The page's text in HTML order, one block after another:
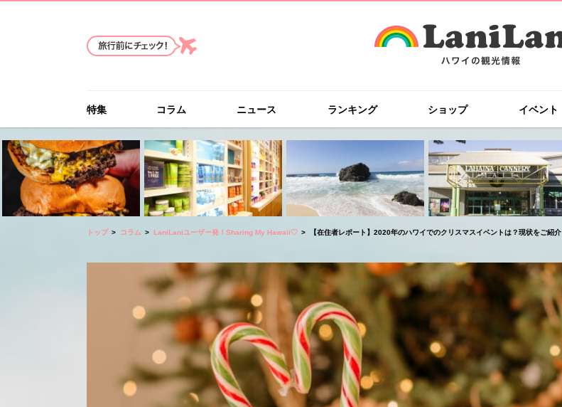
特集 コラム ニュース ランキング ショップ イベント
トップ コラム LaniLaniユーザー発！Sharing My Hawaii♡ 【在住者レポート】2020年のハワイでのクリスマスイベントは？現状をご紹介